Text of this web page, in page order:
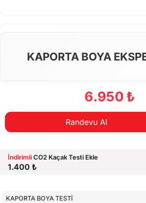
KAPORTA BOYA
6.950 ₺
Randevu Al
İndirimliCO2 Kaçak Testi Ekle
1.400 ₺
KAPORTA BOYA TESTİ